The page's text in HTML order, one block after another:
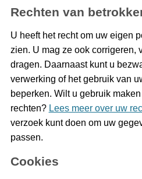
Rechten van
U heeft het recht om uw eigen
zien. U mag ze ook corrigeren,
dragen. Daarnaast kunt u
verwerking of het gebruik van
beperken. Wilt u gebruik
rechten? Lees meer over uw
verzoek kunt doen om uw
passen.
Cookies